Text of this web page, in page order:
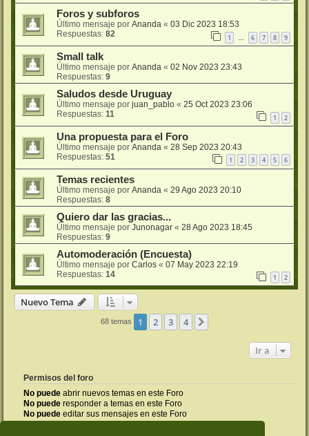
Foros y subforos
Último mensaje por Ananda « 03 Dic 2023 18:53
Respuestas: 82 1 6 7 8 9
Small talk
Último mensaje por Ananda « 02 Nov 2023 23:43
Respuestas: 9
Saludos desde Uruguay
Último mensaje por juan_pablo « 25 Oct 2023 23:06
Respuestas: 11 1 2
Una propuesta para el Foro
Último mensaje por Ananda « 28 Sep 2023 20:43
Respuestas: 51 1 2 3 4 5 6
Temas recientes
Último mensaje por Ananda « 29 Ago 2023 20:10
Respuestas: 8
Quiero dar las gracias...
Último mensaje por Junonagar « 28 Ago 2023 18:45
Respuestas: 9
Automoderación (Encuesta)
Último mensaje por Carlos « 07 May 2023 22:19
Respuestas: 14 1 2
Nuevo Tema
68 temas 1 2 3 4
Ir a
Permisos del foro
No puede abrir nuevos temas en este Foro
No puede responder a temas en este Foro
No puede editar sus mensajes en este Foro